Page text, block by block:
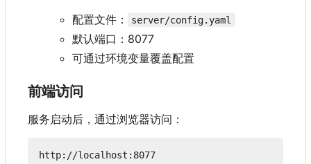
配置文件：
server/config.yaml
默认端口 ： 8077
可通过环境变量覆盖配置
前端访问
服务启动后，通过浏览器访问：